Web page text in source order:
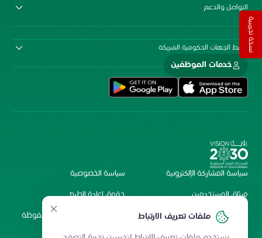
ملفات تعريف الارتباط
التواصل والدعم
روابط الجهات الحكومية الشريكة
خدمات الموظفين
سياسة المشاركة الإلكترونية
سياسة الخصوصية
ميثاق المستخدمين
حقوق إعادة الطبع
شروط الاستخدام
2026 جميع الحقوق محفوظة
نسخة تجريبية